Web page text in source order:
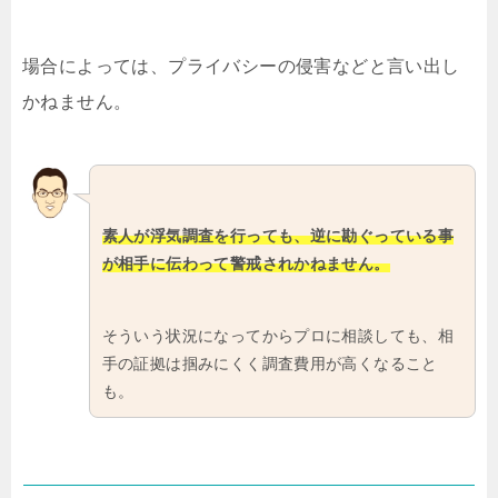
場合によっては、プライバシーの侵害などと言い出し
かねません。
素人が浮気調査を行っても、逆に勘ぐっている事
が相手に伝わって警戒されかねません。
そういう状況になってからプロに相談しても、相
手の証拠は掴みにくく調査費用が高くなること
も。